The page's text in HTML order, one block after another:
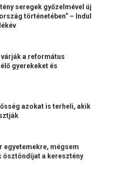
seregek győzelmével új
történetében“ – Indul
a református
gyerekeket és
azokat is terheli, akik
egyetemekre, mégsem
ösztöndíjat a keresztény